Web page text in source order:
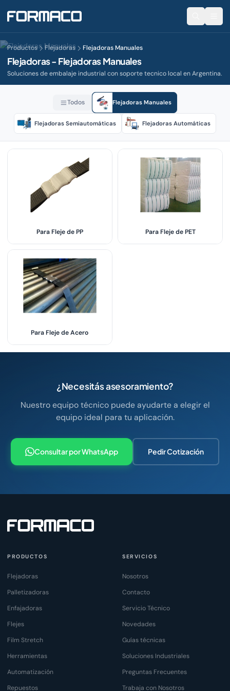
Productos Flejadoras Flejadoras Manuales
Flejadoras - Flejadoras Manuales
Soluciones de embalaje industrial con soporte tecnico local en Argentina.
Todos Flejadoras Manuales
Flejadoras Semiautomáticas Flejadoras Automáticas
Para Fleje de PP Para Fleje de PET
Para Fleje de Acero
¿Necesitás asesoramiento?
Nuestro equipo técnico puede ayudarte a elegir el
equipo ideal para tu aplicación.
Consultar por WhatsApp Pedir Cotización
PRODUCTOS
Flejadoras
Palletizadoras
Enfajadoras
Flejes
Film Stretch
Herramientas
Automatización
Repuestos
SERVICIOS
Nosotros
Contacto
Servicio Técnico
Novedades
Guías técnicas
Soluciones Industriales
Preguntas Frecuentes
Trabaja con Nosotros